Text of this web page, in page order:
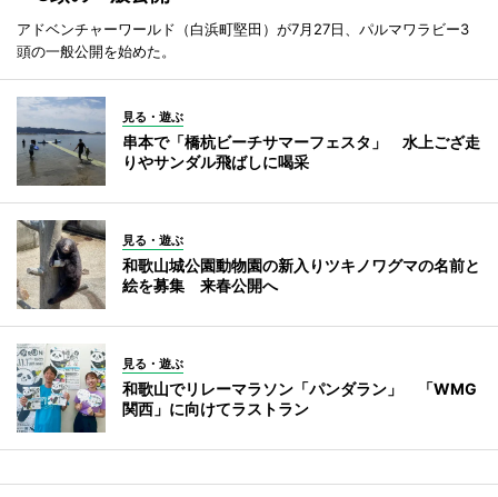
アドベンチャーワールド（白浜町堅田）が7月27日、パルマワラビー3
頭の一般公開を始めた。
見る・遊ぶ
串本で「橋杭ビーチサマーフェスタ」 水上ござ走
りやサンダル飛ばしに喝采
見る・遊ぶ
和歌山城公園動物園の新入りツキノワグマの名前と
絵を募集 来春公開へ
見る・遊ぶ
和歌山でリレーマラソン「パンダラン」 「WMG
関西」に向けてラストラン